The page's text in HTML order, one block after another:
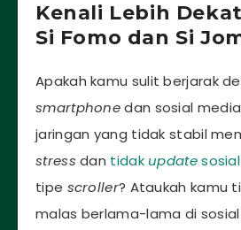
Kenali Lebih
Si Fomo dan Si
Apakah kamu sulit berjarak
smartphonedan sosial
jaringan yang tidak stabil
stress dan tidakupdate
tipe scroller? Ataukah kamu
malas berlama-lama di